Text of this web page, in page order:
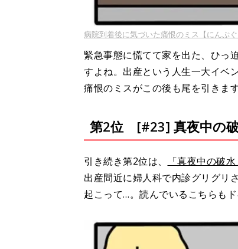
病院到着後に気づいた痛恨のミス【にんぷ
緊急事態に慌てて家を出た、ひっ
すよね。出産という人生一大イベ
痛恨のミスがこの後も尾を引きま
第2位 [#23] 真夜中の
引き続き第2位は、
「真夜中の破
出産間近に婦人科で内診グリグリ
起こって…。読んでいるこちらも